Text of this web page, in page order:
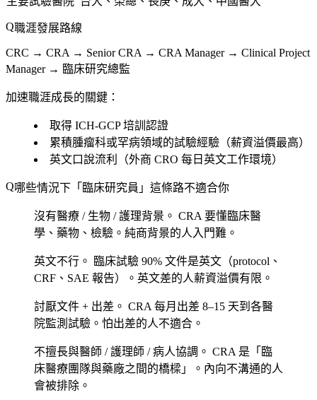
職涯發展路線
CRC → CRA → Senior CRA → CRA Manager → Clinical Project
Manager → 臨床研究總監
加速職涯成長的關鍵：
取得 ICH-GCP 培訓認證
累積腫瘤科或罕病領域的試驗經驗（薪資溢價最高）
英文口說流利（外商 CRO 每日英文工作環境）
哪些情況下「臨床研究員」這條路不適合你
沒有醫療 / 生物 / 護理背景。 CRA 要懂臨床醫
學、藥物、檢驗。純商背景的人入門難。
英文不行。
臨床試驗 90% 文件是英文（protocol、
CRF、SAE 報告）。英文差的人薪資溢價有限。
討厭文件 + 出差。 CRA 每月出差 8–15 天到各醫
院監測試驗。怕出差的人不適合。
不擅長與醫師 / 護理師 / 病人協調。 CRA 是「臨
床醫療團隊與藥廠之間的橋樑」。內向不溝通的人
會被排除。